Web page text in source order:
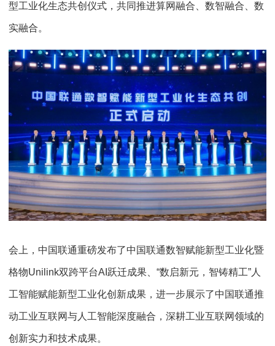
型工业化生态共创仪式，共同推进算网融合、数智融合、数
实融合。
会上，中国联通重磅发布了中国联通数智赋能新型工业化暨
格物Unilink双跨平台AI跃迁成果、“数启新元，智铸精工”人
工智能赋能新型工业化创新成果，进一步展示了中国联通推
动工业互联网与人工智能深度融合，深耕工业互联网领域的
创新实力和技术成果。